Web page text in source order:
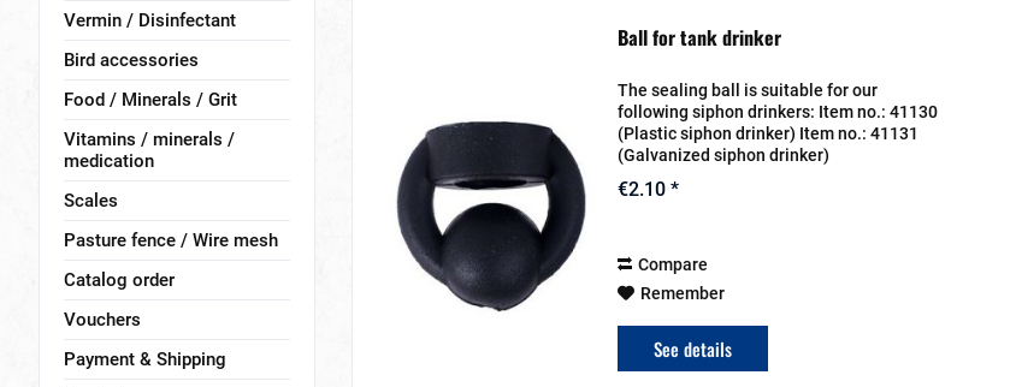
Vermin / Disinfectant
Bird accessories
Food / Minerals / Grit
Vitamins / minerals /
medication
Scales
Pasture fence / Wire mesh
Catalog order
Vouchers
Payment & Shipping
Ball for tank drinker
The sealing ball is suitable for our
following siphon drinkers: Item no.: 41130
(Plastic siphon drinker) Item no.: 41131
(Galvanized siphon drinker)
€2.10 *
Compare
Remember
See details